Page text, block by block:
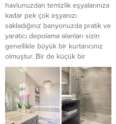
havlunuzdan temizlik eşyalarınıza
kadar pek çok eşyanızı
sakladığınız banyonuzda pratik ve
yaratıcı depolama alanları sizin
genellikle büyük bir kurtarıcınız
olmuştur. Bir de küçük bir
banyoya sahipseniz akıllı
saklama teknikleri ve çözümleri
sizin oldukça işinize yaramaktadır.
Sizin için hazırladığımız pratik
fikirlerle banyonuzda hem şık
hem de...